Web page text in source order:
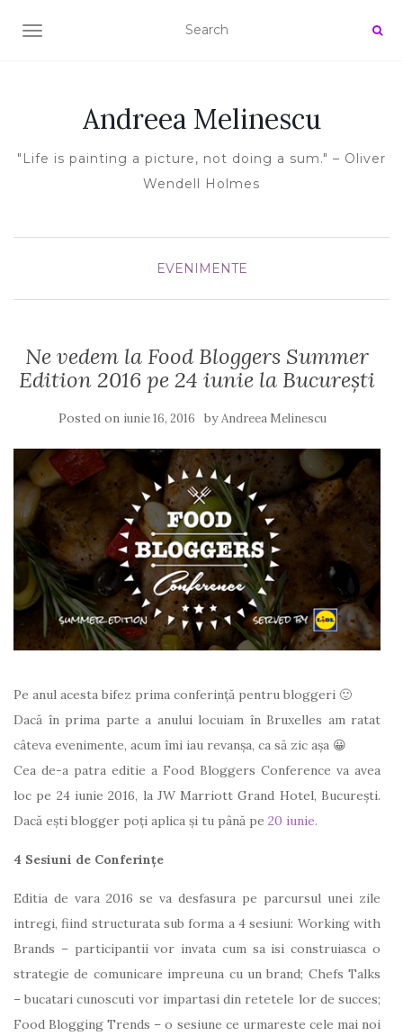
TOGGLE NAVIGATION
Andreea Melinescu
"Life is painting a picture, not doing a sum." – Oliver
Wendell Holmes
EVENIMENTE
Ne vedem la Food Bloggers Summer
Edition 2016 pe 24 iunie la București
Posted on iunie 16, 2016 byAndreea Melinescu
Pe anul acesta bifez prima conferință pentru bloggeri 🙂
Dacă în prima parte a anului locuiam în Bruxelles am ratat
câteva evenimente, acum îmi iau revanșa, ca să zic așa 😀
Cea de-a patra editie a Food Bloggers Conference va avea
loc pe 24 iunie 2016, la JW Marriott Grand Hotel, București.
Dacă ești blogger poți aplica și tu până pe 20 iunie.
4 Sesiuni de Conferințe
Editia de vara 2016 se va desfasura pe parcursul unei zile
intregi, fiind structurata sub forma a 4 sesiuni: Working with
Brands – participantii vor invata cum sa isi construiasca o
strategie de comunicare impreuna cu un brand; Chefs Talks
– bucatari cunoscuti vor impartasi din retetele lor de succes;
Food Blogging Trends – o sesiune ce urmareste cele mai noi